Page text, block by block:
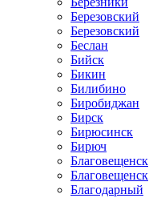
Березовский
Березовский
Беслан
Бийск
Бикин
Билибино
Биробиджан
Бирск
Бирюсинск
Бирюч
Благовещенск
Благовещенск
Благодарный